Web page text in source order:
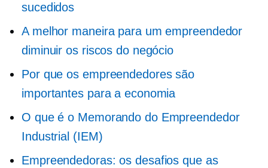
sucedidos
A melhor maneira para um empreendedor
diminuir os riscos do negócio
Por que os empreendedores são
importantes para a economia
O que é o Memorando do Empreendedor
Industrial (IEM)
Empreendedoras: os desafios que as